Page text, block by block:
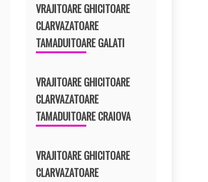
VRAJITOARE GHICITOARE
CLARVAZATOARE
TAMADUITOARE GALATI
VRAJITOARE GHICITOARE
CLARVAZATOARE
TAMADUITOARE CRAIOVA
VRAJITOARE GHICITOARE
CLARVAZATOARE